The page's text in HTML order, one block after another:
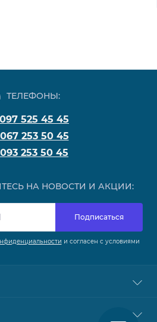
ТЕЛЕФОНЫ:
525 45 45
253 50 45
253 50 45
НА НОВОСТИ И АКЦИИ:
Подписаться
и согласен с условиями